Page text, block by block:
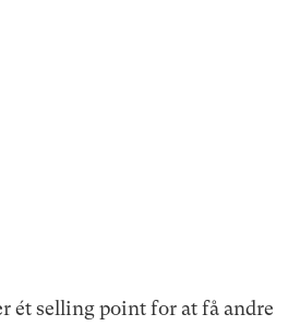
ét selling point for at få andre